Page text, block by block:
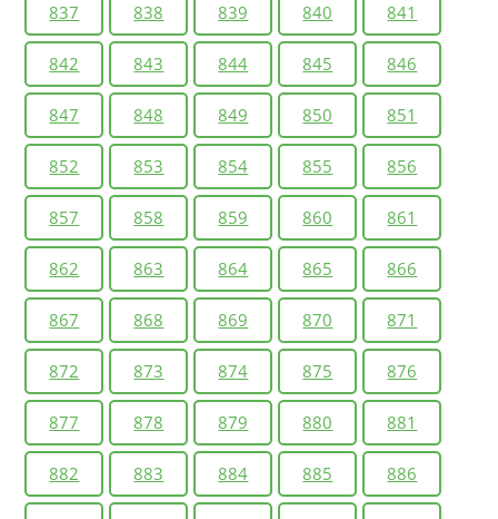
837 838 839 840 841
842 843 844 845 846
847 848 849 850 851
852 853 854 855 856
857 858 859 860 861
862 863 864 865 866
867 868 869 870 871
872 873 874 875 876
877 878 879 880 881
882 883 884 885 886